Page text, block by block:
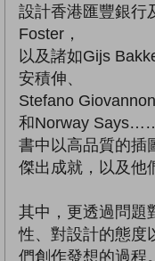
設計香港匯豐銀行
Foster，
以及諸如Gijs
安積伸、
Stefano
和Norway Says……
書中以高品質的插
傑出成就，以及他
其中，更透過問題
性、對設計的態度
們創作發想的過程